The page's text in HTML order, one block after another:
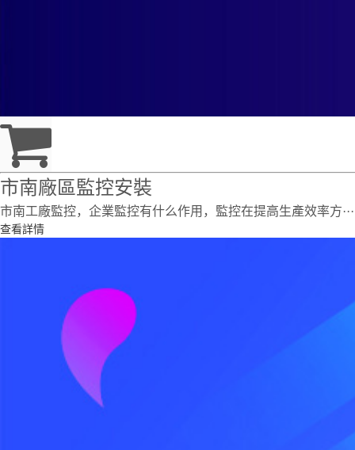
市南廠區監控安裝
市南工廠監控，企業監控有什么作用，監控在提高生產效率方···
查看詳情